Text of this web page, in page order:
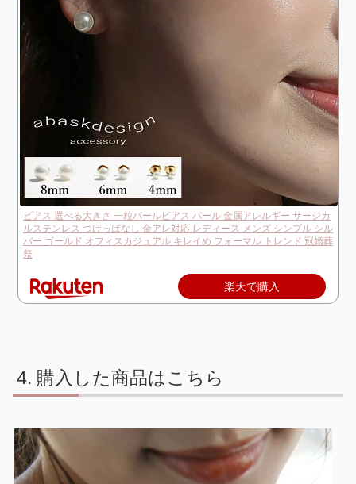
ピアス 選べる大きさ 一粒パールピアス パール 金属アレルギー サージカ
ルステンレス つけっぱなし 金アレ対応 レディース メンズ シンプル シル
バー ゴールド オフィスカジュアル キレイめ フォーマル トレンド 冠婚葬
祭
楽天で購入
購入した商品はこちら